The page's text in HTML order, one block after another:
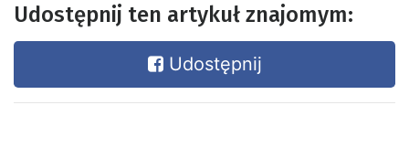
Udostępnij ten artykuł znajomym:
Udostępnij